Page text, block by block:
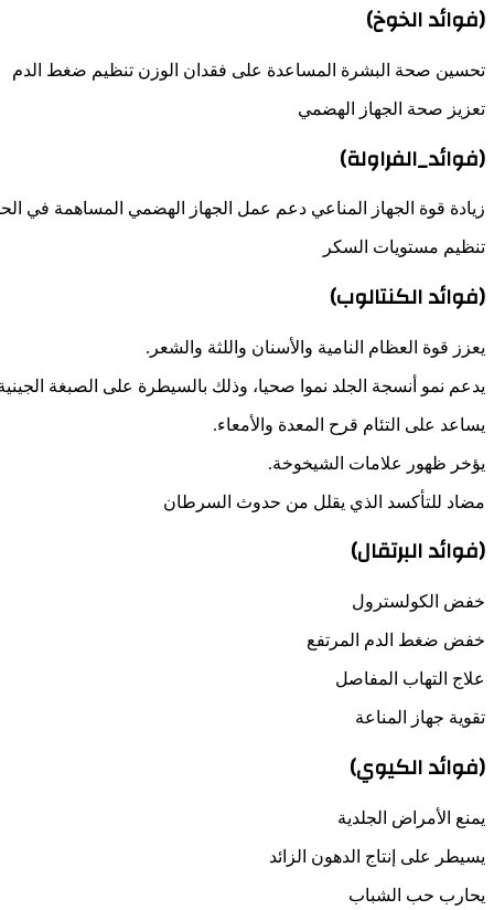
(فوائد الخوخ)
تحسين صحة البشرة المساعدة على فقدان الوزن تنظيم ضغط الدم
تعزيز صحة الجهاز الهضمي
(فوائد_الفراولة)
زيادة قوة الجهاز المناعي دعم عمل الجهاز الهضمي المساهمة في
تنظيم مستويات السكر
(فوائد الكنتالوب)
يعزز قوة العظام النامية والأسنان واللثة والشعر.
يدعم نمو أنسجة الجلد نموا صحيا، وذلك بالسيطرة على الصبغة
يساعد على التئام قرح المعدة والأمعاء.
يؤخر ظهور علامات الشيخوخة.
مضاد للتأكسد الذي يقلل من حدوث السرطان
(فوائد البرتقال)
خفض الكولسترول
خفض ضغط الدم المرتفع
علاج التهاب المفاصل
تقوية جهاز المناعة
(فوائد الكيوي)
يمنع الأمراض الجلدية
يسيطر على إنتاج الدهون الزائد
يحارب حب الشباب